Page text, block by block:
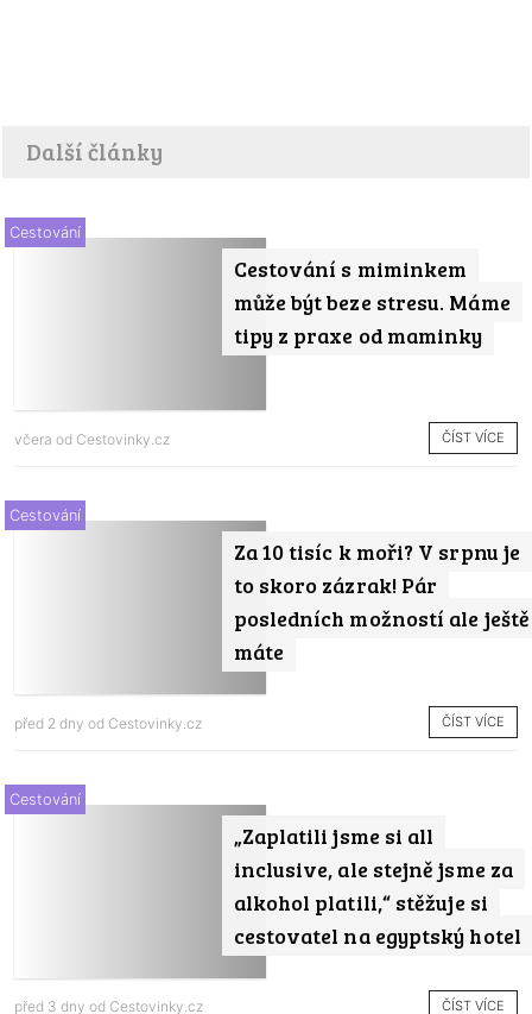
Další články
Cestování s miminkem
může být beze stresu. Máme
tipy z praxe od maminky
Cestování
včera od Cestovinky.cz ČÍST VÍCE
Za 10 tisíc k moři? V srpnu je
to skoro zázrak! Pár
posledních možností ale ještě
máte
Cestování
před 2 dny od Cestovinky.cz ČÍST VÍCE
„Zaplatili jsme si all
inclusive, ale stejně jsme za
alkohol platili,“ stěžuje si
cestovatel na egyptský hotel
Cestování
před 3 dny od Cestovinky.cz ČÍST VÍCE